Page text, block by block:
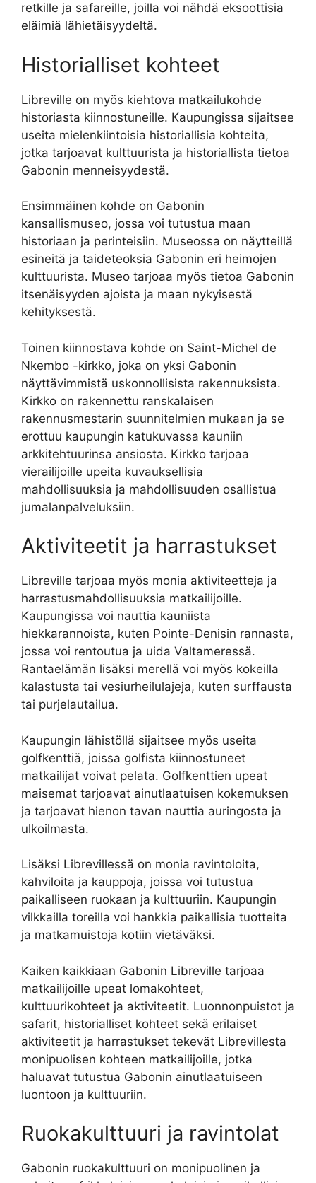
retkille ja safareille, joilla voi nähdä eksoottisia
eläimiä lähietäisyydeltä.
Historialliset kohteet
Libreville on myös kiehtova matkailukohde
historiasta kiinnostuneille. Kaupungissa sijaitsee
useita mielenkiintoisia historiallisia kohteita,
jotka tarjoavat kulttuurista ja historiallista tietoa
Gabonin menneisyydestä.
Ensimmäinen kohde on Gabonin
kansallismuseo, jossa voi tutustua maan
historiaan ja perinteisiin. Museossa on näytteillä
esineitä ja taideteoksia Gabonin eri heimojen
kulttuurista. Museo tarjoaa myös tietoa Gabonin
itsenäisyyden ajoista ja maan nykyisestä
kehityksestä.
Toinen kiinnostava kohde on Saint-Michel de
Nkembo -kirkko, joka on yksi Gabonin
näyttävimmistä uskonnollisista rakennuksista.
Kirkko on rakennettu ranskalaisen
rakennusmestarin suunnitelmien mukaan ja se
erottuu kaupungin katukuvassa kauniin
arkkitehtuurinsa ansiosta. Kirkko tarjoaa
vierailijoille upeita kuvauksellisia
mahdollisuuksia ja mahdollisuuden osallistua
jumalanpalveluksiin.
Aktiviteetit ja harrastukset
Libreville tarjoaa myös monia aktiviteetteja ja
harrastusmahdollisuuksia matkailijoille.
Kaupungissa voi nauttia kauniista
hiekkarannoista, kuten Pointe-Denisin rannasta,
jossa voi rentoutua ja uida Valtameressä.
Rantaelämän lisäksi merellä voi myös kokeilla
kalastusta tai vesiurheilulajeja, kuten surffausta
tai purjelautailua.
Kaupungin lähistöllä sijaitsee myös useita
golfkenttiä, joissa golfista kiinnostuneet
matkailijat voivat pelata. Golfkenttien upeat
maisemat tarjoavat ainutlaatuisen kokemuksen
ja tarjoavat hienon tavan nauttia auringosta ja
ulkoilmasta.
Lisäksi Librevillessä on monia ravintoloita,
kahviloita ja kauppoja, joissa voi tutustua
paikalliseen ruokaan ja kulttuuriin. Kaupungin
vilkkailla toreilla voi hankkia paikallisia tuotteita
ja matkamuistoja kotiin vietäväksi.
Kaiken kaikkiaan Gabonin Libreville tarjoaa
matkailijoille upeat lomakohteet,
kulttuurikohteet ja aktiviteetit. Luonnonpuistot ja
safarit, historialliset kohteet sekä erilaiset
aktiviteetit ja harrastukset tekevät Librevillesta
monipuolisen kohteen matkailijoille, jotka
haluavat tutustua Gabonin ainutlaatuiseen
luontoon ja kulttuuriin.
Ruokakulttuuri ja ravintolat
Gabonin ruokakulttuuri on monipuolinen ja